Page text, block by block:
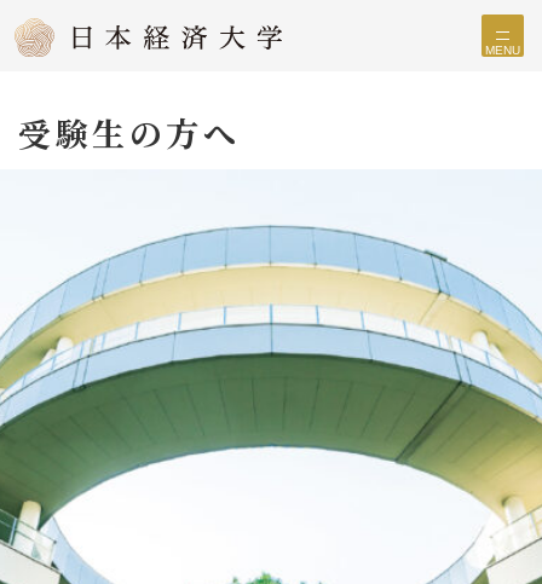
MENU
受験生の方へ